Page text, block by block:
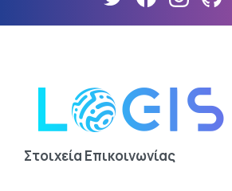
Στοιχεία Επικοινωνίας